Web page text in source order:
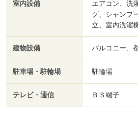
室内設備
エアコン、洗
グ、シャンプ
立、室内洗濯
建物設備 バルコニー、
駐車場・駐輪場 駐輪場
テレビ・通信 ＢＳ端子